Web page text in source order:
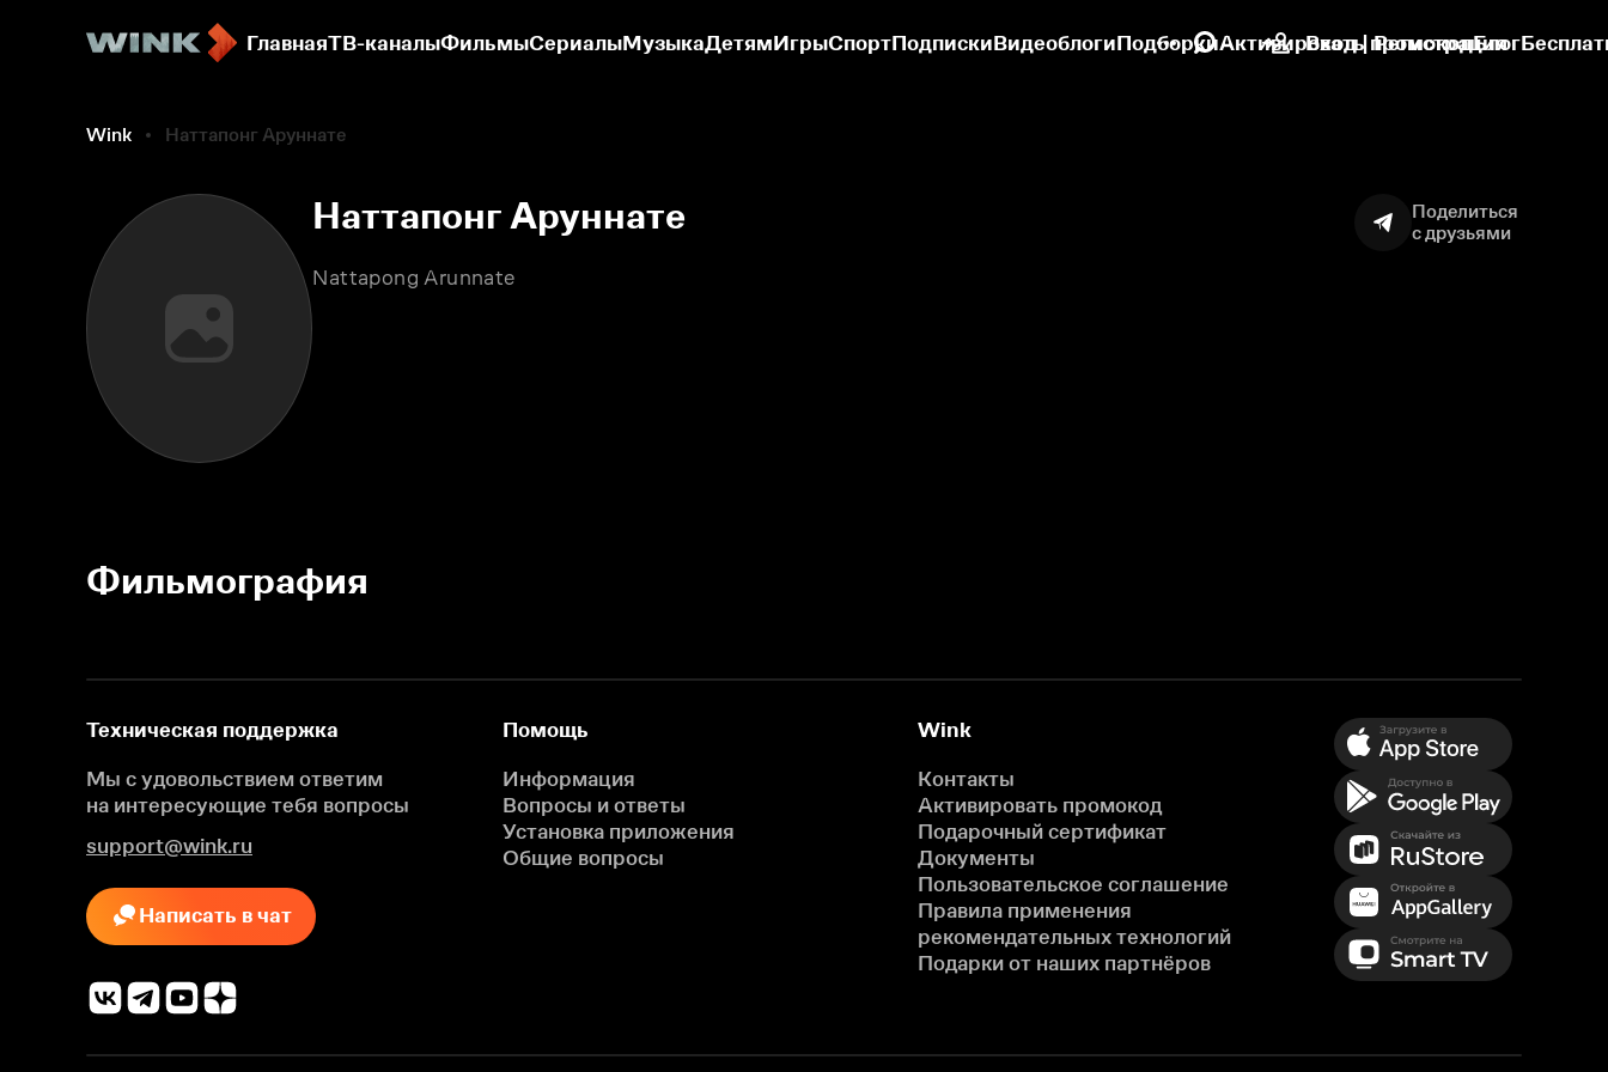
ГлавнаяТВ-каналыФильмыСериалыМузыкаДетямИгрыСпортПодпискиВидеоблогиПодборкиАктивировать промокодБлог
Вход | Регистрация
Wink Наттапонг Аруннате
Наттапонг Аруннате
Nattapong Arunnate
Поделиться
с друзьями
Фильмография
Техническая поддержка
Мы с удовольствием ответим
на интересующие тебя вопросы
support@wink.ru
Написать в чат
Помощь
Информация
Вопросы и ответы
Установка приложения
Общие вопросы
Wink
Контакты
Активировать промокод
Подарочный сертификат
Документы
Пользовательское соглашение
Правила применения
рекомендательных технологий
Подарки от наших партнёров